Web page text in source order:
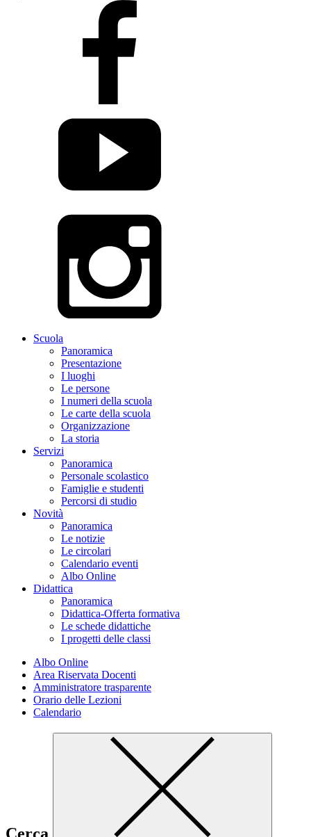
Scuola
Panoramica
Presentazione
I luoghi
Le persone
I numeri della scuola
Le carte della scuola
Organizzazione
La storia
Servizi
Panoramica
Personale scolastico
Famiglie e studenti
Percorsi di studio
Novità
Panoramica
Le notizie
Le circolari
Calendario eventi
Albo Online
Didattica
Panoramica
Didattica-Offerta formativa
Le schede didattiche
I progetti delle classi
Albo Online
Area Riservata Docenti
Amministratore trasparente
Orario delle Lezioni
Calendario